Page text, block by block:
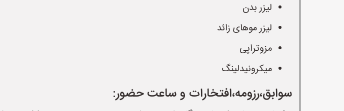
لیزر بدن
لیزر موهای زائد
مزوتراپی
میکرونیدلینگ
سوابق،رزومه،افتخارات و ساعت حضور: